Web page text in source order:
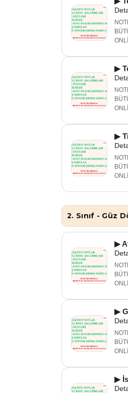
▶
▶
2. Sınıf - Güz
▶
▶
▶